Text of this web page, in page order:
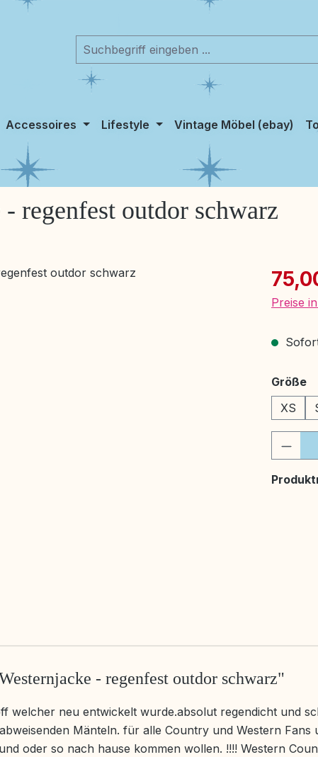
Accessoires Lifestyle Vintage Möbel (ebay)
regenfest outdor schwarz
Preise
Größe
XS
- regenfest outdor schwarz"
welcher neu entwickelt wurde.absolut regendicht und
Mänteln. für alle Country und Western Fans
oder so nach hause kommen wollen. !!!! Western